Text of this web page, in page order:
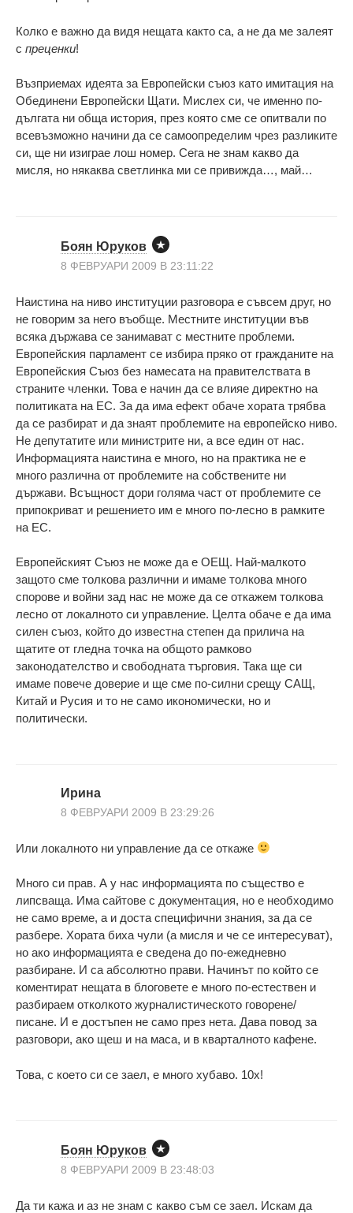
Колко е важно да видя нещата както са, а не да ме залеят
с преценки!
Възприемах идеята за Европейски съюз като имитация на
Обединени Европейски Щати. Мислех си, че именно по-
дългата ни обща история, през която сме се опитвали по
всевъзможно начини да се самоопределим чрез разликите
си, ще ни изиграе лош номер. Сега не знам какво да
мисля, но някаква светлинка ми се привижда…, май…
Боян Юруков
8 ФЕВРУАРИ 2009 В 23:11:22
Наистина на ниво институции разговора е съвсем друг, но
не говорим за него въобще. Местните институции във
всяка държава се занимават с местните проблеми.
Европейския парламент се избира пряко от гражданите на
Европейския Съюз без намесата на правителствата в
страните членки. Това е начин да се влияе директно на
политиката на ЕС. За да има ефект обаче хората трябва
да се разбират и да знаят проблемите на европейско ниво.
Не депутатите или министрите ни, а все един от нас.
Информацията наистина е много, но на практика не е
много различна от проблемите на собствените ни
държави. Всъщност дори голяма част от проблемите се
припокриват и решението им е много по-лесно в рамките
на ЕС.
Европейският Съюз не може да е ОЕЩ. Най-малкото
защото сме толкова различни и имаме толкова много
спорове и войни зад нас не може да се откажем толкова
лесно от локалното си управление. Целта обаче е да има
силен съюз, който до известна степен да прилича на
щатите от гледна точка на общото рамково
законодателство и свободната търговия. Така ще си
имаме повече доверие и ще сме по-силни срещу САЩ,
Китай и Русия и то не само икономически, но и
политически.
Ирина
8 ФЕВРУАРИ 2009 В 23:29:26
Или локалното ни управление да се откаже
Много си прав. А у нас информацията по същество е
липсваща. Има сайтове с документация, но е необходимо
не само време, а и доста специфични знания, за да се
разбере. Хората биха чули (а мисля и че се интересуват),
но ако информацията е сведена до по-ежедневно
разбиране. И са абсолютно прави. Начинът по който се
коментират нещата в блоговете е много по-естествен и
разбираем отколкото журналистическото говорене/
писане. И е достъпен не само през нета. Дава повод за
разговори, ако щеш и на маса, и в кварталното кафене.
Това, с което си се заел, е много хубаво. 10x!
Боян Юруков
8 ФЕВРУАРИ 2009 В 23:48:03
Да ти кажа и аз не знам с какво съм се заел. Искам да